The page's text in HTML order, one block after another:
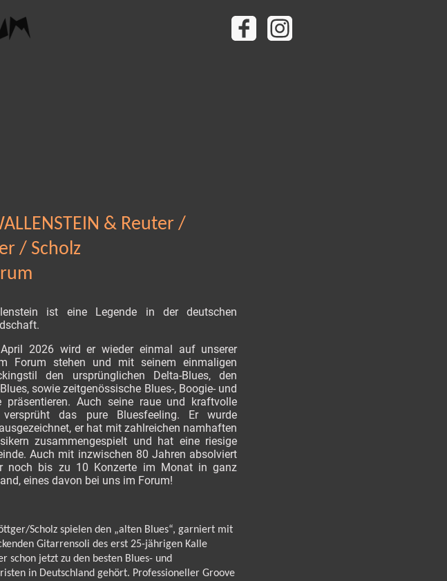
& Reuter /
/ Scholz
ist eine Legende in der deutschen
2026 wird er wieder einmal auf unserer
Forum stehen und mit seinem einmaligen
den ursprünglichen Delta-Blues, den
sowie zeitgenössische Blues-, Boogie- und
präsentieren. Auch seine raue und kraftvolle
versprüht das pure Bluesfeeling. Er wurde
er hat mit zahlreichen namhaften
zusammengespielt und hat eine riesige
Auch mit inzwischen 80 Jahren absolviert
noch bis zu 10 Konzerte im Monat in ganz
eines davon bei uns im Forum!
Scholz spielen den „alten Blues“, garniert mit
Gitarrensoli des erst 25-jährigen Kalle
schon jetzt zu den besten Blues- und
in Deutschland gehört. Professioneller Groove